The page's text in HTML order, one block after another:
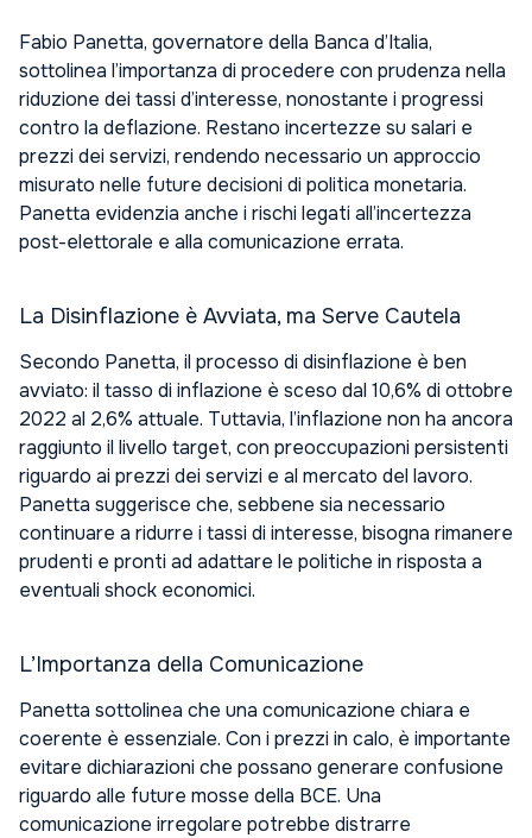
Fabio Panetta, governatore della Banca d’Italia,
sottolinea l’importanza di procedere con prudenza nella
riduzione dei tassi d’interesse, nonostante i progressi
contro la deflazione. Restano incertezze su salari e
prezzi dei servizi, rendendo necessario un approccio
misurato nelle future decisioni di politica monetaria.
Panetta evidenzia anche i rischi legati all’incertezza
post-elettorale e alla comunicazione errata.
La Disinflazione è Avviata, ma Serve Cautela
Secondo Panetta, il processo di disinflazione è ben
avviato: il tasso di inflazione è sceso dal 10,6% di ottobre
2022 al 2,6% attuale. Tuttavia, l’inflazione non ha ancora
raggiunto il livello target, con preoccupazioni persistenti
riguardo ai prezzi dei servizi e al mercato del lavoro.
Panetta suggerisce che, sebbene sia necessario
continuare a ridurre i tassi di interesse, bisogna rimanere
prudenti e pronti ad adattare le politiche in risposta a
eventuali shock economici.
L’Importanza della Comunicazione
Panetta sottolinea che una comunicazione chiara e
coerente è essenziale. Con i prezzi in calo, è importante
evitare dichiarazioni che possano generare confusione
riguardo alle future mosse della BCE. Una
comunicazione irregolare potrebbe distrarre